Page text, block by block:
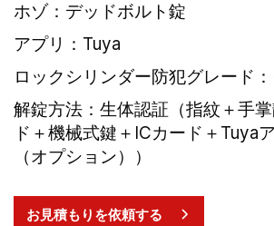
ホゾ：デッドボルト錠
アプリ：Tuya
ロックシリンダー防犯グレード
解錠方法：生体認証（指紋＋手
ド＋機械式鍵＋ICカード＋Tuya
（オプション））
お見積もりを依頼する